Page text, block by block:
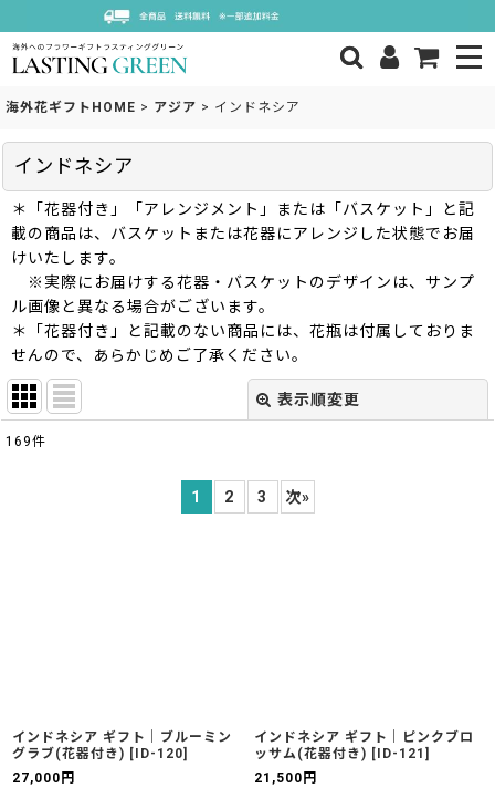
海外花ギフトHOME > アジア > インドネシア
インドネシア
＊「花器付き」「アレンジメント」または「バスケット」と記
載の商品は、バスケットまたは花器にアレンジした状態でお届
けいたします。
※実際にお届けする花器・バスケットのデザインは、サンプ
ル画像と異なる場合がございます。
＊「花器付き」と記載のない商品には、花瓶は付属しておりま
せんので、あらかじめご了承ください。
表示順変更
169件
1 2 3 次»
インドネシア ギフト｜ブルーミン
グラブ(花器付き) [ ID-120]
27,000 円
インドネシア ギフト｜ピンクブロ
ッサム(花器付き) [ ID-121 ]
21,500 円